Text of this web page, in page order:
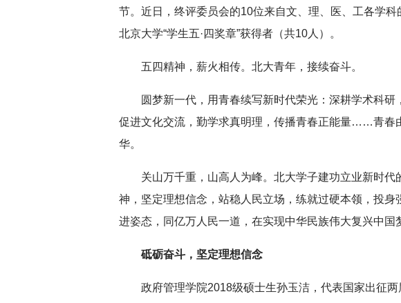
节。近日，终评委员会的10位来自文、理、医、工各学
北京大学“学生五·四奖章”获得者（共10人）。
五四精神，薪火相传。北大青年，接续奋斗。
圆梦新一代，用青春续写新时代荣光：深耕学术科研
促进文化交流，勤学求真明理，传播青春正能量……青春
华。
关山万千重，山高人为峰。北大学子建功立业新时
神，坚定理想信念，站稳人民立场，练就过硬本领，投
进姿态，同亿万人民一道，在实现中华民族伟大复兴中国
砥砺奋斗，坚定理想信念
政府管理学院2018级硕士生孙玉洁，代表国家出征